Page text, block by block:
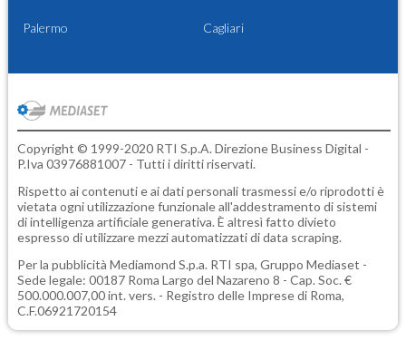
Palermo Cagliari
Copyright © 1999-2020 RTI S.p.A. Direzione Business Digital -
P.Iva 03976881007 - Tutti i diritti riservati.
Rispetto ai contenuti e ai dati personali trasmessi e/o riprodotti è
vietata ogni utilizzazione funzionale all'addestramento di sistemi
di intelligenza artificiale generativa. È altresì fatto divieto
espresso di utilizzare mezzi automatizzati di data scraping.
Per la pubblicità Mediamond S.p.a. RTI spa, Gruppo Mediaset -
Sede legale: 00187 Roma Largo del Nazareno 8 - Cap. Soc. €
500.000.007,00 int. vers. - Registro delle Imprese di Roma,
C.F.06921720154